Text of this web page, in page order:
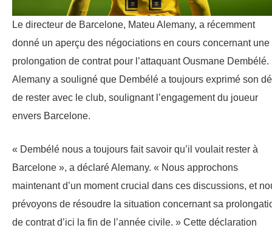
Le directeur de Barcelone, Mateu Alemany, a récemment
donné un aperçu des négociations en cours concernant une
prolongation de contrat pour l’attaquant Ousmane Dembélé.
Alemany a souligné que Dembélé a toujours exprimé son
de rester avec le club, soulignant l’engagement du joueur
envers Barcelone.
« Dembélé nous a toujours fait savoir qu’il voulait rester à
Barcelone », a déclaré Alemany. « Nous approchons
maintenant d’un moment crucial dans ces discussions, et
prévoyons de résoudre la situation concernant sa
de contrat d’ici la fin de l’année civile. » Cette déclaration